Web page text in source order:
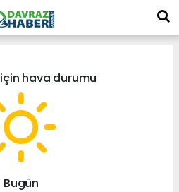
için hava durumu
Bugün